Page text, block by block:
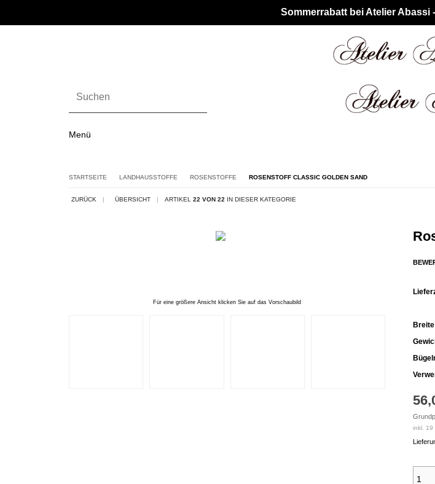
Sommerrabatt bei Atelier Abassi
Menü
STARTSEITE LANDHAUSSTOFFE ROSENSTOFFE ROSENSTOFF CLASSIC GOLDEN SAND
ZURÜCK | ÜBERSICHT | ARTIKEL 22 VON 22 IN DIESER KATEGORIE
Für eine größere Ansicht klicken Sie auf das Vorschaubild
inkl. 19